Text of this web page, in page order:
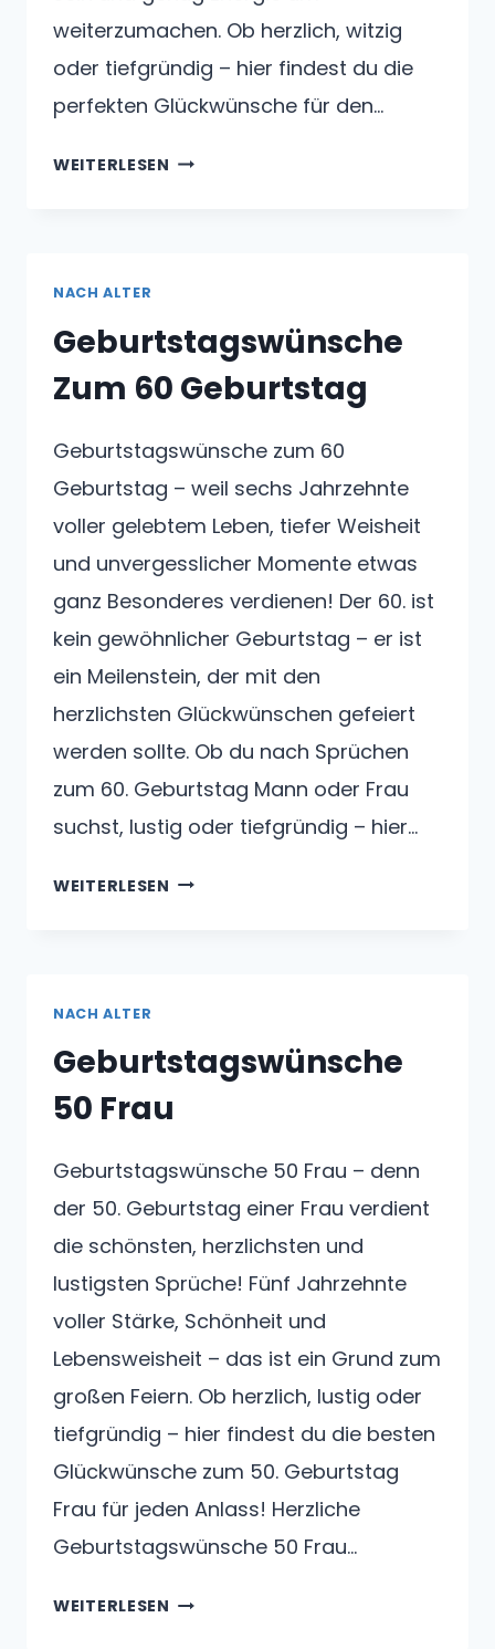
weiterzumachen. Ob herzlich, witzig
oder tiefgründig – hier findest du die
perfekten Glückwünsche für den…
WEITERLESEN GEBURTSTAGSWÜNSCHE
NACH ALTER
Geburtstagswünsche
Zum 60 Geburtstag
Geburtstagswünsche zum 60
Geburtstag – weil sechs Jahrzehnte
voller gelebtem Leben, tiefer Weisheit
und unvergesslicher Momente etwas
ganz Besonderes verdienen! Der 60. ist
kein gewöhnlicher Geburtstag – er ist
ein Meilenstein, der mit den
herzlichsten Glückwünschen gefeiert
werden sollte. Ob du nach Sprüchen
zum 60. Geburtstag Mann oder Frau
suchst, lustig oder tiefgründig – hier…
WEITERLESEN GEBURTSTAGSWÜNSCHE
NACH ALTER
Geburtstagswünsche
50 Frau
Geburtstagswünsche 50 Frau – denn
der 50. Geburtstag einer Frau verdient
die schönsten, herzlichsten und
lustigsten Sprüche! Fünf Jahrzehnte
voller Stärke, Schönheit und
Lebensweisheit – das ist ein Grund zum
großen Feiern. Ob herzlich, lustig oder
tiefgründig – hier findest du die besten
Glückwünsche zum 50. Geburtstag
Frau für jeden Anlass! Herzliche
Geburtstagswünsche 50 Frau…
WEITERLESEN GEBURTSTAGSWÜNSCHE